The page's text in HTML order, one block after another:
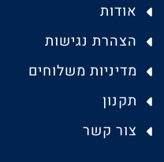
אודות
הצהרת נגישות
מדיניות משלוחים
תקנון
צור קשר